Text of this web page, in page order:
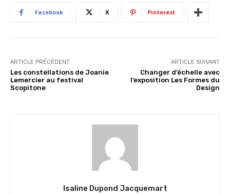
Facebook X Pinterest
ARTICLE PRÉCÉDENT
Les constellations de Joanie
Lemercier au festival
Scopitone
ARTICLE SUIVANT
Changer d’échelle avec
l’exposition Les Formes du
Design
Isaline Dupond Jacquemart